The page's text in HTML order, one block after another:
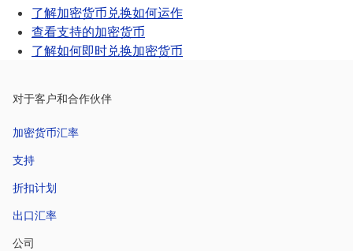
了解加密货币兑换如何运作
查看支持的加密货币
了解如何即时兑换加密货币
对于客户和合作伙伴
加密货币汇率
支持
折扣计划
出口汇率
公司